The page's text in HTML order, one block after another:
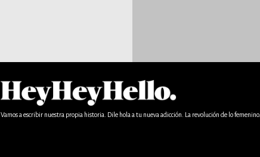
Vamos a escribir nuestra propia historia. Dile hola a tu nueva adicción. La revolución de lo femenino.